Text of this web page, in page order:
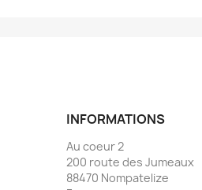
INFORMATIONS
Au coeur 2
200 route des Jumeaux
88470 Nompatelize